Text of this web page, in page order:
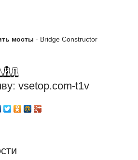
мосты - Bridge Constructor
vsetop.com-t1v